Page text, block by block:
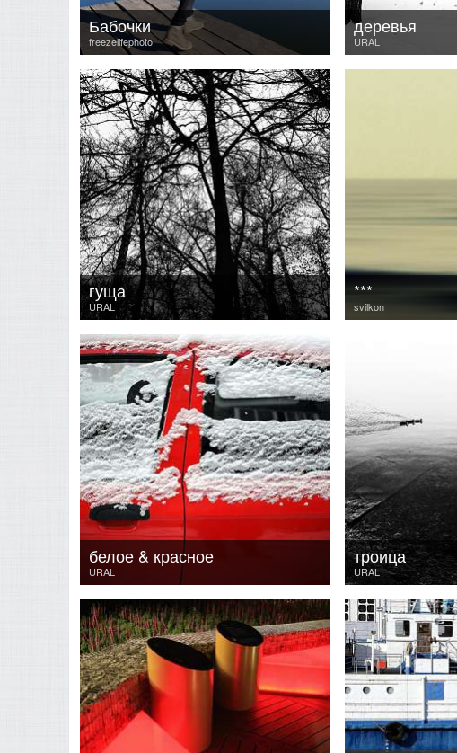
freezelifephoto
Бабочки
URAL
деревья
URAL
гуща
svilkon
***
URAL
белое & красное
URAL
троица